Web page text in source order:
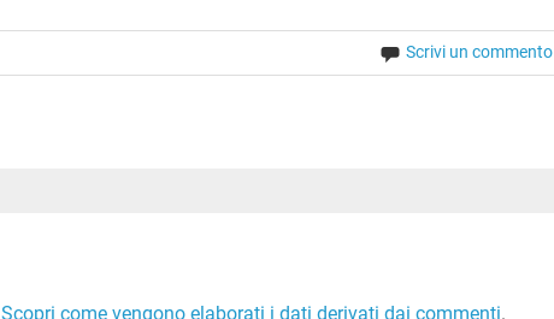
Scrivi un commento
Scopri come vengono elaborati i dati derivati dai commenti.